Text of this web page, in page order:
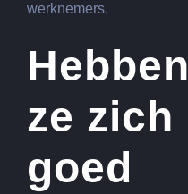
werknemers.
Hebben
ze zich
goed